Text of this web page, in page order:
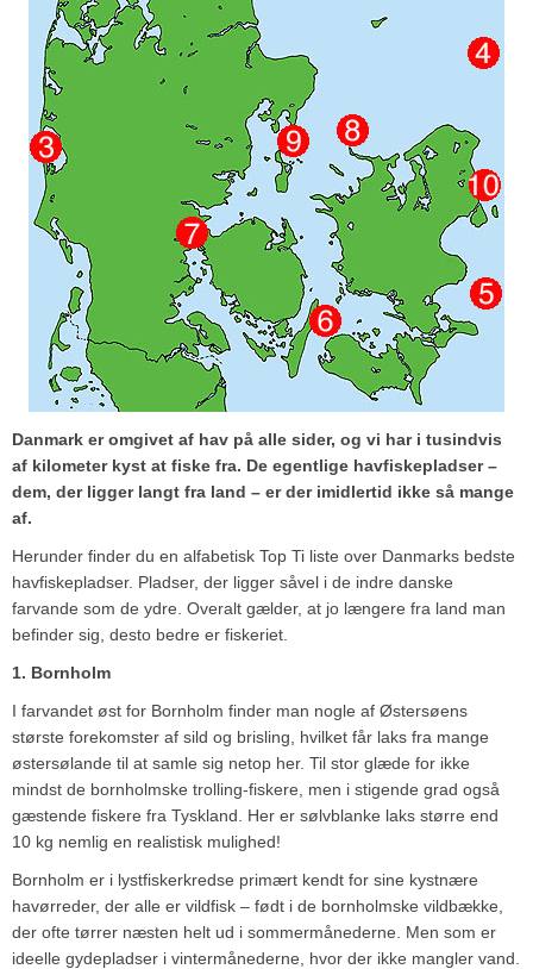
Danmark er omgivet af hav på alle sider, og vi har i tusindvis
af kilometer kyst at fiske fra. De egentlige havfiskepladser –
dem, der ligger langt fra land – er der imidlertid ikke så mange
af.
Herunder finder du en alfabetisk Top Ti liste over Danmarks bedste
havfiskepladser. Pladser, der ligger såvel i de indre danske
farvande som de ydre. Overalt gælder, at jo længere fra land man
befinder sig, desto bedre er fiskeriet.
1. Bornholm
I farvandet øst for Bornholm finder man nogle af Østersøens
største forekomster af sild og brisling, hvilket får laks fra mange
østersølande til at samle sig netop her. Til stor glæde for ikke
mindst de bornholmske trolling-fiskere, men i stigende grad også
gæstende fiskere fra Tyskland. Her er sølvblanke laks større end
10 kg nemlig en realistisk mulighed!
Bornholm er i lystfiskerkredse primært kendt for sine kystnære
havørreder, der alle er vildfisk – født i de bornholmske vildbække,
der ofte tørrer næsten helt ud i sommermånederne. Men som er
ideelle gydepladser i vintermånederne, hvor der ikke mangler vand.